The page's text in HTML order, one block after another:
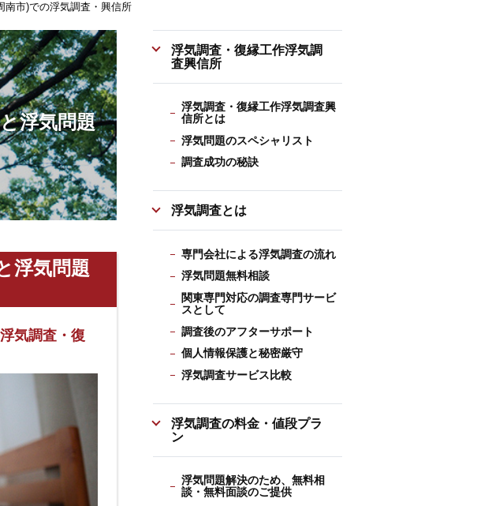
南市)での浮気調査・興信所
浮気問題
浮気問題
気調査・復
浮気調査・復縁工作浮気調
査興信所
浮気調査・復縁工作浮気調査興
信所とは
浮気問題のスペシャリスト
調査成功の秘訣
浮気調査とは
専門会社による浮気調査の流れ
浮気問題無料相談
関東専門対応の調査専門サービ
スとして
調査後のアフターサポート
個人情報保護と秘密厳守
浮気調査サービス比較
浮気調査の料金・値段プラ
ン
浮気問題解決のため、無料相
談・無料面談のご提供